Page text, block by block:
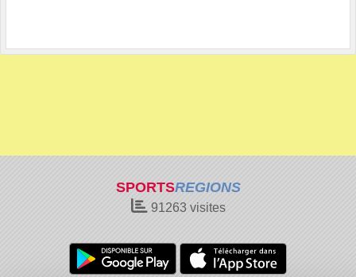
SPORTSREGIONS
91263visites